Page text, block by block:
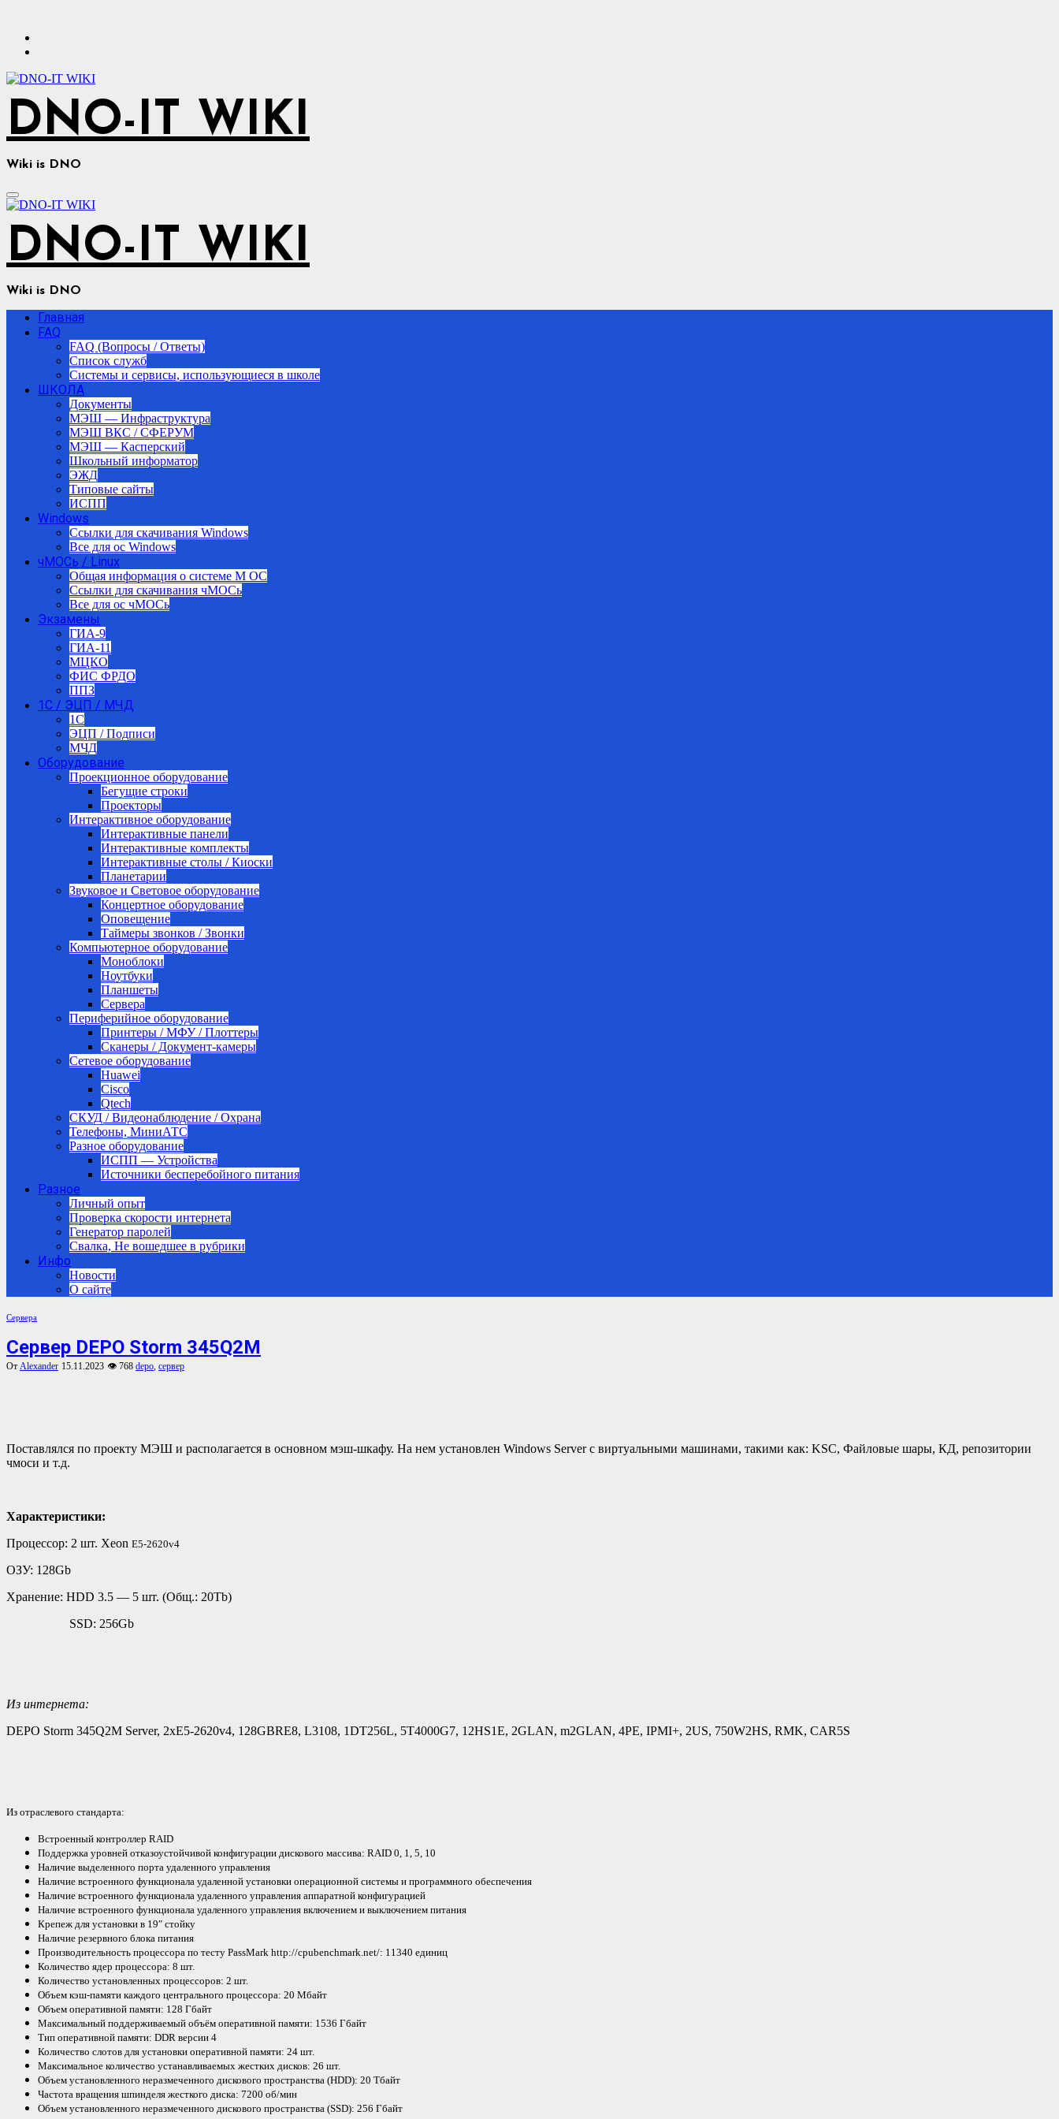
содержимому
DNO-IT WIKI
Wiki is DNO
DNO-IT WIKI
Wiki is DNO
Главная
FAQ
FAQ (Вопросы / Ответы)
Список служб
Системы и сервисы, использующиеся в школе
ШКОЛА
Документы
МЭШ — Инфраструктура
МЭШ ВКС / СФЕРУМ
МЭШ — Касперский
Школьный информатор
ЭЖД
Типовые сайты
ИСПП
Windows
Ссылки для скачивания Windows
Все для ос Windows
чМОСь / Linux
Общая информация о системе М ОС
Ссылки для скачивания чМОСь
Все для ос чМОСь
Экзамены
ГИА-9
ГИА-11
МЦКО
ФИС ФРДО
ППЗ
1С / ЭЦП / МЧД
1C
ЭЦП / Подписи
МЧД
Оборудование
Проекционное оборудование
Бегущие строки
Проекторы
Интерактивное оборудование
Интерактивные панели
Интерактивные комплекты
Интерактивные столы / Киоски
Планетарии
Звуковое и Световое оборудование
Концертное оборудование
Оповещение
Таймеры звонков / Звонки
Компьютерное оборудование
Моноблоки
Ноутбуки
Планшеты
Сервера
Периферийное оборудование
Принтеры / МФУ / Плоттеры
Сканеры / Документ-камеры
Сетевое оборудование
Huawei
Cisco
Qtech
СКУД / Видеонаблюдение / Охрана
Телефоны, МиниАТС
Разное оборудование
ИСПП — Устройства
Источники бесперебойного питания
Разное
Личный опыт
Проверка скорости интернета
Генератор паролей
Свалка, Не вошедшее в рубрики
Инфо
Новости
О сайте
Сервера
Сервер DEPO Storm 345Q2M
От Alexander 15.11.2023 👁 768 depo, сервер
Поставлялся по проекту МЭШ и располагается в основном мэш-шкафу. На нем установлен Windows Server с виртуальными машинами, такими как: KSC, Файловые шары, КД, репозитории
чмоси и т.д.
Характеристики:
Процессор: 2 шт. Xeon E5-2620v4
ОЗУ: 128Gb
Хранение: HDD 3.5 — 5 шт. (Общ.: 20Tb)
SSD: 256Gb
Из интернета:
DEPO Storm 345Q2M Server, 2xE5-2620v4, 128GBRE8, L3108, 1DT256L, 5T4000G7, 12HS1E, 2GLAN, m2GLAN, 4PE, IPMI+, 2US, 750W2HS, RMK, CAR5S
Из отраслевого стандарта:
Встроенный контроллер RAID
Поддержка уровней отказоустойчивой конфигурации дискового массива: RAID 0, 1, 5, 10
Наличие выделенного порта удаленного управления
Наличие встроенного функционала удаленной установки операционной системы и программного обеспечения
Наличие встроенного функционала удаленного управления аппаратной конфигурацией
Наличие встроенного функционала удаленного управления включением и выключением питания
Крепеж для установки в 19″ стойку
Наличие резервного блока питания
Производительность процессора по тесту PassMark http://cpubenchmark.net/: 11340 единиц
Количество ядер процессора: 8 шт.
Количество установленных процессоров: 2 шт.
Объем кэш-памяти каждого центрального процессора: 20 Мбайт
Объем оперативной памяти: 128 Гбайт
Максимальный поддерживаемый объём оперативной памяти: 1536 Гбайт
Тип оперативной памяти: DDR версии 4
Количество слотов для установки оперативной памяти: 24 шт.
Максимальное количество устанавливаемых жестких дисков: 26 шт.
Объем установленного неразмеченного дискового пространства (HDD): 20 Тбайт
Частота вращения шпинделя жесткого диска: 7200 об/мин
Объем установленного неразмеченного дискового пространства (SSD): 256 Гбайт